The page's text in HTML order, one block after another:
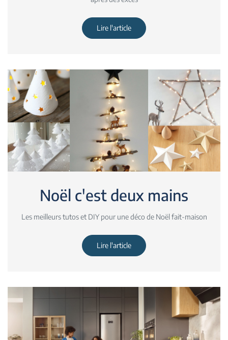
Lire l'article
Noël c'est deux mains
Les meilleurs tutos et DIY pour une déco de Noël fait-maison
Lire l'article